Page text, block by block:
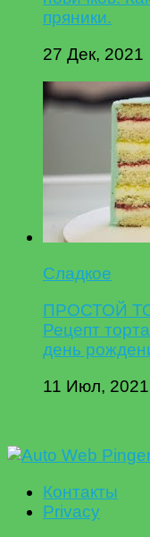
пряники.
27 Дек, 2021
Сладкое
ПРОСТОЙ
Рецепт
день
11 Июл, 2021
Контакты
Privacy